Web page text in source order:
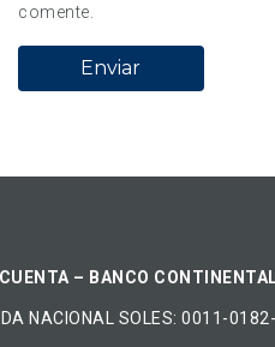
comente.
– BANCO
NACIONAL​ ​SOLES​: 0011-0182-